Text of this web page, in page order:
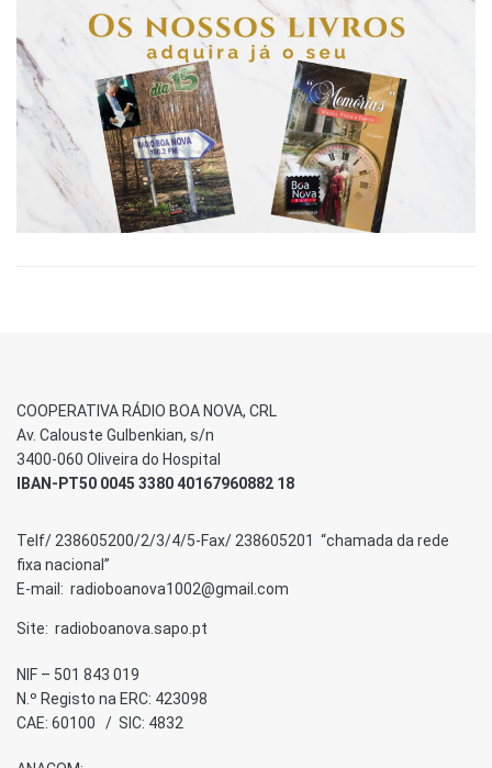
COOPERATIVA RÁDIO BOA NOVA, CRL
Av. Calouste Gulbenkian, s/n
3400-060 Oliveira do Hospital
IBAN-PT50 0045 3380 40167960882 18
Telf/ 238605200/2/3/4/5-Fax/ 238605201 “chamada da rede
fixa nacional”
E-mail: radioboanova1002@gmail.com
Site: radioboanova.sapo.pt
NIF – 501 843 019
N.º Registo na ERC: 423098
CAE: 60100 / SIC: 4832